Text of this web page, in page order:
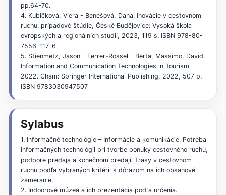
pp.64-70.
4. Kubičková, Viera - Benešová, Dana. Inovácie v cestovnom
ruchu: prípadové štúdie, České Budějovice: Vysoká škola
evropských a regionálních studií, 2023, 119 s. ISBN 978-80-
7556-117-6
5. Stienmetz, Jason - Ferrer-Rossel - Berta, Massimo, David.
Information and Communication Technologies in Tourism
2022. Cham: Springer International Publishing, 2022, 507 p.
ISBN 9783030947507
Sylabus
1. Informačné technológie – Informácie a komunikácie. Potreba
informačných technológii pri tvorbe ponuky cestovného ruchu,
podpore predaja a konečnom predaji. Trasy v cestovnom
ruchu podľa vybraných kritérii s dôrazom na ich obsahové
zameranie.
2. Indoorové múzeá a ich prezentácia podľa určenia.